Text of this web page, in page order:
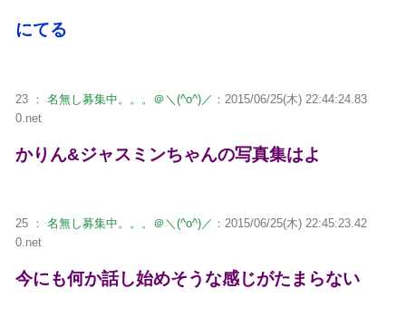
にてる
23 ： 名無し募集中。。。＠＼(^o^)／ ：2015/06/25(木) 22:44:24.83
0.net
かりん&ジャスミンちゃんの写真集はよ
25 ： 名無し募集中。。。＠＼(^o^)／ ：2015/06/25(木) 22:45:23.42
0.net
今にも何か話し始めそうな感じがたまらない